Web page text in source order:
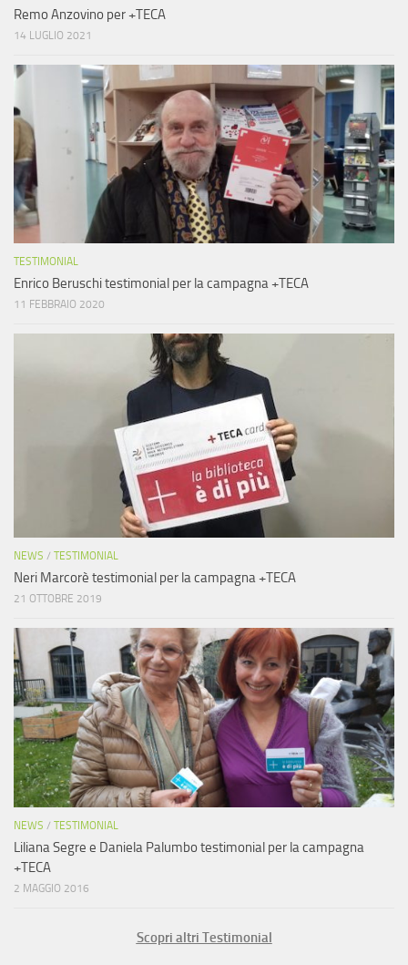
Remo Anzovino per +TECA
14 LUGLIO 2021
TESTIMONIAL
Enrico Beruschi testimonial per la campagna +TECA
11 FEBBRAIO 2020
NEWS / TESTIMONIAL
Neri Marcorè testimonial per la campagna +TECA
21 OTTOBRE 2019
NEWS / TESTIMONIAL
Liliana Segre e Daniela Palumbo testimonial per la campagna
+TECA
2 MAGGIO 2016
Scopri altri Testimonial